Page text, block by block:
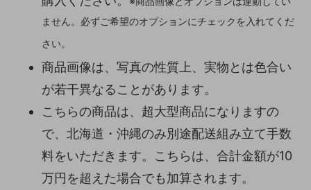
ません。必ずご希望のオプションにチェックを入れてくだ
さい。
商品画像は、写真の性質上、実物とは色合い
が若干異なることがあります。
こちらの商品は、超大型商品になりますの
で、北海道・沖縄のみ別途配送組み立て手数
料をいただきます。こちらは、合計金額が10
万円を超えた場合でも加算されます。